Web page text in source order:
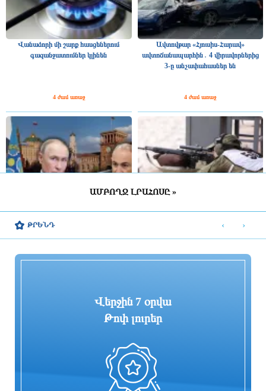
Վանաձորի մի շարք հասցեներում
գազանջատումներ կլինեն
4 ժամ առաջ
Ավտովթար «Հյուսիս-Հարավ»
ավտոճանապարհին․ 4 վիրավորներից
3-ը անչափահասներ են
4 ժամ առաջ
ճակատում
նոր հարթակներ և
հնարավորություններ
փոփոխություններ է կրել ՀՀ
ապրանքաշրջանառությունը տարբեր
վերաբերյալ Թրամփի 15 կետանոց
ԱՄԲՈՂՋ ԼՐԱՀՈՍԸ »
ԹՐԵՆԴ ‹ ›